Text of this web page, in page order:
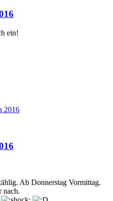
ein!
2016
Ab Donnerstag Vormittag.
nach.